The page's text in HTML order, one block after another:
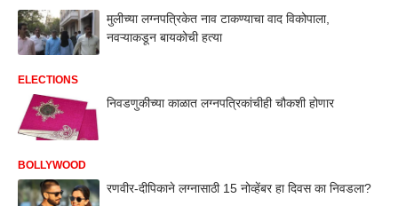
मुलीच्या लग्नपत्रिकेत नाव टाकण्याचा वाद विकोपाला,
नवऱ्याकडून बायकोची हत्या
ELECTIONS
निवडणुकीच्या काळात लग्नपत्रिकांचीही चौकशी होणार
BOLLYWOOD
रणवीर-दीपिकाने लग्नासाठी 15 नोव्हेंबर हा दिवस का निवडला?